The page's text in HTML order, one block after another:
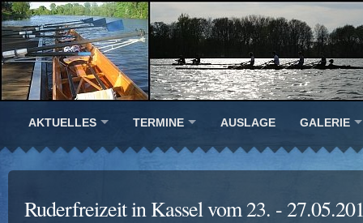
AKTUELLES TERMINE AUSLAGE GALERIE
Ruderfreizeit in Kassel vom 23. -